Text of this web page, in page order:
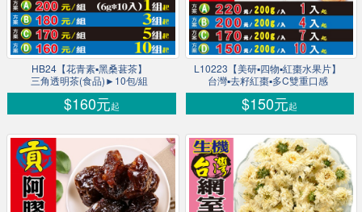
HB24【花青素▪黑桑葚茶】
三角透明茶(食品)►10包/組
$160元起
L10223【美研▪四物▪紅棗水果片】
台灣▪去籽紅棗▪多C雙重口感
$150元起